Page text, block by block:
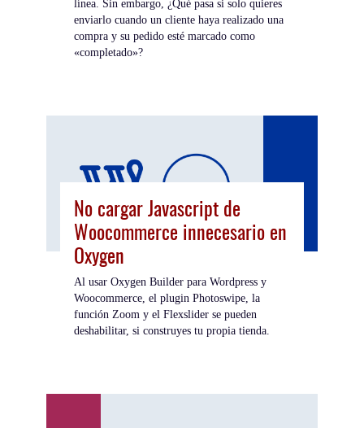
línea. Sin embargo, ¿Qué pasa si solo quieres
enviarlo cuando un cliente haya realizado una
compra y su pedido esté marcado como
«completado»?
No cargar Javascript de
Woocommerce innecesario en
Oxygen
Al usar Oxygen Builder para Wordpress y
Woocommerce, el plugin Photoswipe, la
función Zoom y el Flexslider se pueden
deshabilitar, si construyes tu propia tienda.